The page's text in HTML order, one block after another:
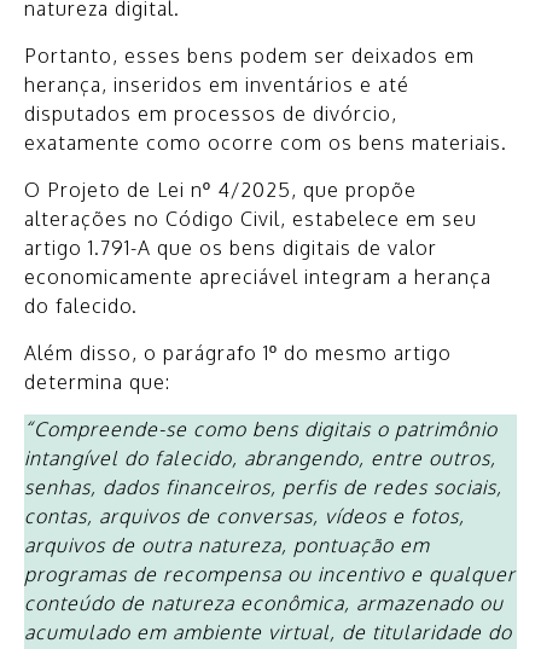
natureza digital.
Portanto, esses bens podem ser deixados em
herança, inseridos em inventários e até
disputados em processos de divórcio,
exatamente como ocorre com os bens materiais.
O Projeto de Lei nº 4/2025, que propõe
alterações no Código Civil, estabelece em seu
artigo 1.791-A que os bens digitais de valor
economicamente apreciável integram a herança
do falecido.
Além disso, o parágrafo 1º do mesmo artigo
determina que:
“Compreende-se como bens digitais o patrimônio
intangível do falecido, abrangendo, entre outros,
senhas, dados financeiros, perfis de redes sociais,
contas, arquivos de conversas, vídeos e fotos,
arquivos de outra natureza, pontuação em
programas de recompensa ou incentivo e qualquer
conteúdo de natureza econômica, armazenado ou
acumulado em ambiente virtual, de titularidade do